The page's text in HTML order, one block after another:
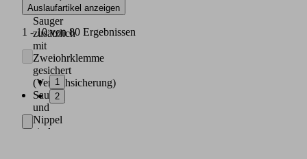
der
Sauger
zusätzlich
mit
Zweiohrklemme
gesichert
(Verdrehsicherung)
Sauger
und
Nippel
sind
Auslaufartikel anzeigen
1 - 10 von 80 Ergebnissen
1
2